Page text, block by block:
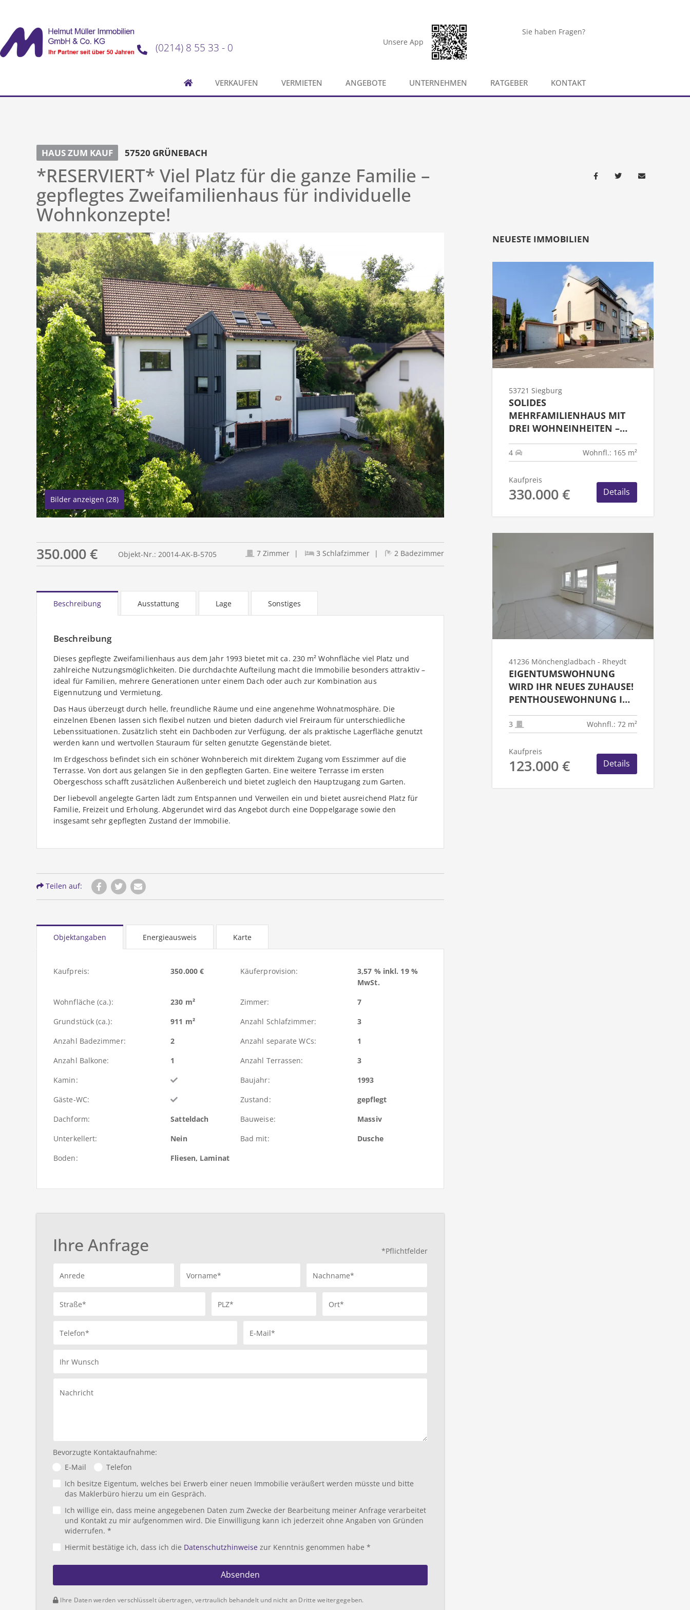
Unsere App
Sie haben Fragen?
(0214) 8 55 33 - 0
VERKAUFEN VERMIETEN ANGEBOTE UNTERNEHMEN RATGEBER KONTAKT
HAUS ZUM KAUF 57520 GRÜNEBACH
*RESERVIERT* Viel Platz für die ganze Familie –
gepflegtes Zweifamilienhaus für individuelle
Wohnkonzepte!
Bilder anzeigen (28)
350.000 € Objekt-Nr.: 20014-AK-B-5705 7 Zimmer 3 Schlafzimmer 2 Badezimmer
Beschreibung Ausstattung Lage Sonstiges
Beschreibung
Dieses gepflegte Zweifamilienhaus aus dem Jahr 1993 bietet mit ca. 230 m² Wohnfläche viel Platz und
zahlreiche Nutzungsmöglichkeiten. Die durchdachte Aufteilung macht die Immobilie besonders attraktiv –
ideal für Familien, mehrere Generationen unter einem Dach oder auch zur Kombination aus
Eigennutzung und Vermietung.
Das Haus überzeugt durch helle, freundliche Räume und eine angenehme Wohnatmosphäre. Die
einzelnen Ebenen lassen sich flexibel nutzen und bieten dadurch viel Freiraum für unterschiedliche
Lebenssituationen. Zusätzlich steht ein Dachboden zur Verfügung, der als praktische Lagerfläche genutzt
werden kann und wertvollen Stauraum für selten genutzte Gegenstände bietet.
Im Erdgeschoss befindet sich ein schöner Wohnbereich mit direktem Zugang vom Esszimmer auf die
Terrasse. Von dort aus gelangen Sie in den gepflegten Garten. Eine weitere Terrasse im ersten
Obergeschoss schafft zusätzlichen Außenbereich und bietet zugleich den Hauptzugang zum Garten.
Der liebevoll angelegte Garten lädt zum Entspannen und Verweilen ein und bietet ausreichend Platz für
Familie, Freizeit und Erholung. Abgerundet wird das Angebot durch eine Doppelgarage sowie den
insgesamt sehr gepflegten Zustand der Immobilie.
Teilen auf:
Objektangaben Energieausweis Karte
Kaufpreis: 350.000 € Käuferprovision:
3,57 % inkl. 19 %
MwSt.
Wohnfläche (ca.):
230 m² Zimmer:
7
Grundstück (ca.):
911 m² Anzahl Schlafzimmer:
3
Anzahl Badezimmer:
2 Anzahl separate WCs:
1
Anzahl Balkone:
1 Anzahl Terrassen:
3
Kamin:
Baujahr:
1993
Gäste-WC:
Zustand:
gepflegt
Dachform:
Satteldach Bauweise:
Massiv
Unterkellert:
Nein Bad mit:
Dusche
Boden:
Fliesen, Laminat
*Pflichtfelder
Ihre Anfrage
Anrede Vorname* Nachname*
Straße* PLZ* Ort*
Telefon* E-Mail*
Ihr Wunsch
Nachricht
Bevorzugte Kontaktaufnahme:
E-Mail
Telefon
Ich besitze Eigentum, welches bei Erwerb einer neuen Immobilie veräußert werden müsste und bitte
das Maklerbüro hierzu um ein Gespräch.
Ich willige ein, dass meine angegebenen Daten zum Zwecke der Bearbeitung meiner Anfrage verarbeitet
und Kontakt zu mir aufgenommen wird. Die Einwilligung kann ich jederzeit ohne Angaben von Gründen
widerrufen. *
Hiermit bestätige ich, dass ich die Datenschutzhinweise zur Kenntnis genommen habe *
Absenden
Ihre Daten werden verschlüsselt übertragen, vertraulich behandelt und nicht an Dritte weitergegeben.
NEUESTE IMMOBILIEN
53721 Siegburg
SOLIDES
MEHRFAMILIENHAUS MIT
DREI WOHNEINHEITEN –
KAPITALANLAGE MIT
ENTWICKLUNGSPOTENZIAL
4 Wohnfl.: 165 m²
Kaufpreis
330.000 € Details
41236 Mönchengladbach - Rheydt
EIGENTUMSWOHNUNG
WIRD IHR NEUES ZUHAUSE!
PENTHOUSEWOHNUNG IN
RHEYDT - ZENTRUM
3 Wohnfl.: 72 m²
Kaufpreis
123.000 € Details